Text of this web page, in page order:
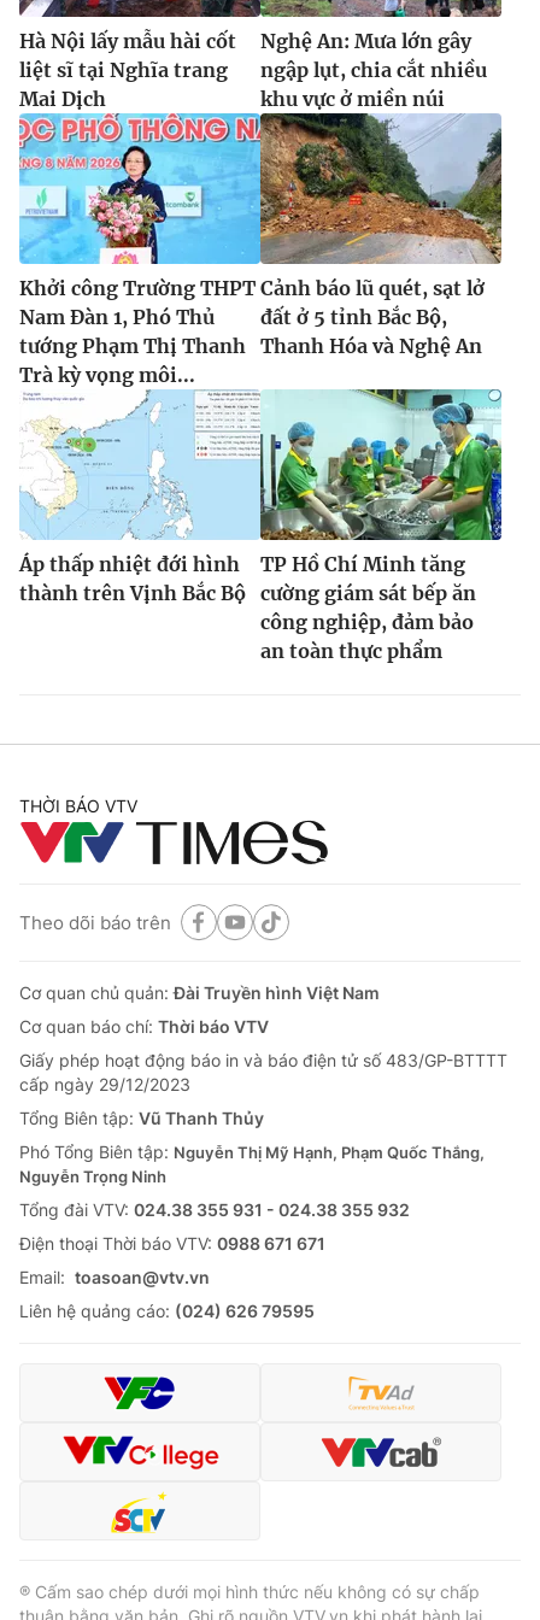
Hà Nội lấy mẫu hài cốt
liệt sĩ tại Nghĩa trang
Mai Dịch
Nghệ An: Mưa lớn gây
ngập lụt, chia cắt nhiều
khu vực ở miền núi
Khởi công Trường THPT
Nam Đàn 1, Phó Thủ
tướng Phạm Thị Thanh
Trà kỳ vọng môi...
Cảnh báo lũ quét, sạt lở
đất ở 5 tỉnh Bắc Bộ,
Thanh Hóa và Nghệ An
Áp thấp nhiệt đới hình
thành trên Vịnh Bắc Bộ
TP Hồ Chí Minh tăng
cường giám sát bếp ăn
công nghiệp, đảm bảo
an toàn thực phẩm
THỜI BÁO VTV
Theo dõi báo trên
Cơ quan chủ quản:Đài Truyền hình Việt Nam
Cơ quan báo chí: Thời báo VTV
Giấy phép hoạt động báo in và báo điện tử số 483/GP-BTTTT
cấp ngày 29/12/2023
Tổng Biên tập: Vũ Thanh Thủy
Phó Tổng Biên tập: Nguyễn Thị Mỹ Hạnh, Phạm Quốc Thắng,
Nguyễn Trọng Ninh
Tổng đài VTV: 024.38 355 931 - 024.38 355 932
Ðiện thoại Thời báo VTV: 0988 671 671
Email: toasoan@vtv.vn
Liên hệ quảng cáo: (024) 626 79595
® Cấm sao chép dưới mọi hình thức nếu không có sự chấp